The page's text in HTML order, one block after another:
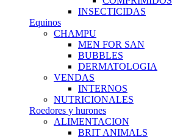
INSECTICIDAS
Equinos
CHAMPU
MEN FOR SAN
BUBBLES
DERMATOLOGIA
VENDAS
INTERNOS
NUTRICIONALES
Roedores y hurones
ALIMENTACION
BRIT ANIMALS